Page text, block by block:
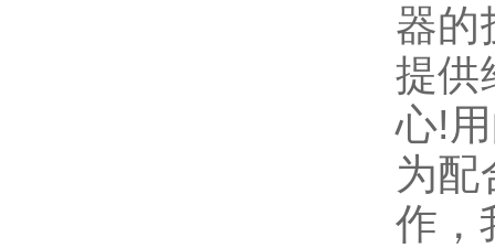
器的
提供
心!
为配
作，